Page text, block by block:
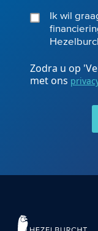
Ik wil
Zodra u op
met ons